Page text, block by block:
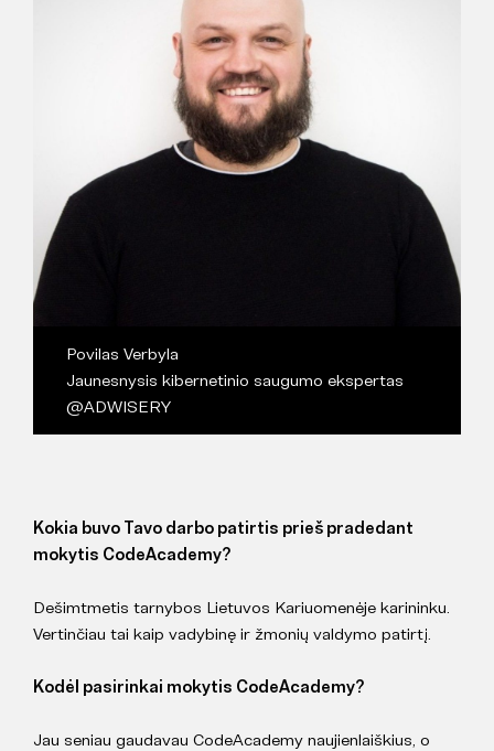
Povilas Verbyla
Jaunesnysis kibernetinio saugumo ekspertas
@ADWISERY
Kokia buvo Tavo darbo patirtis prieš pradedant
mokytis CodeAcademy?
Dešimtmetis tarnybos Lietuvos Kariuomenėje karininku.
Vertinčiau tai kaip vadybinę ir žmonių valdymo patirtį.
Kodėl pasirinkai mokytis CodeAcademy?
Jau seniau gaudavau CodeAcademy naujienlaiškius, o